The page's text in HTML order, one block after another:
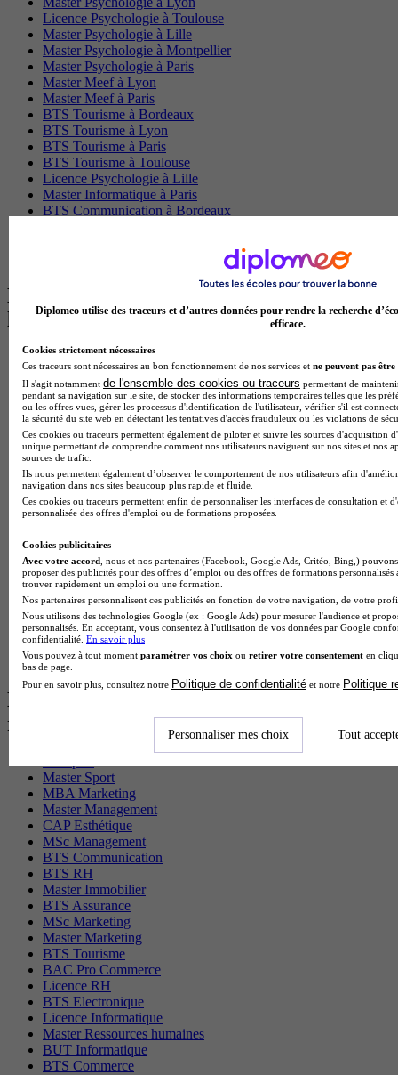
Licence Psychologie à Toulouse
Master Psychologie à Lille
Master Psychologie à Montpellier
Master Psychologie à Paris
Master Meef à Lyon
Master Meef à Paris
BTS Tourisme à Bordeaux
BTS Tourisme à Lyon
BTS Tourisme à Paris
BTS Tourisme à Toulouse
Licence Psychologie à Lille
Master Informatique à Paris
BTS Communication à Bordeaux
Les intitulés de diplôme par alternance
les plus recherchés
BTS Esf en alternance
BTS Dietetique en alternance
BTS Mco en alternance
BTS Pi en alternance
BTS Sp3s en alternance
Master CCA en alternance
BTS Ndrc en alternance
BTS Sam en alternance
Cap Fleuriste en alternance
BTS Sio en alternance
MSc Marketing Digital en alternance
Cap Electricien en alternance
BTS Gpn en alternance
BTS Domotique en alternance
BAC Pro Agora en alternance
BTS Sta en alternance
BTS Iris en alternance
BTS Tpl en alternance
BTS Ati en alternance
Les diplômes par filière les plus
recherchés
Master Sport
MBA Marketing
Master Management
CAP Esthétique
MSc Management
BTS Communication
BTS RH
Master Immobilier
BTS Assurance
MSc Marketing
Master Marketing
BTS Tourisme
BAC Pro Commerce
Licence RH
BTS Electronique
Licence Informatique
Master Ressources humaines
BUT Informatique
BTS Commerce
Diplomeo utilise des traceurs et d’autres données pour rendre la recherche
efficace.
Cookies strictement nécessaires
Ces traceurs sont nécessaires au bon fonctionnement de nos services et ne peuvent pas être
Il s'agit notamment de l'ensemble des cookies ou traceurs permettant de
pendant sa navigation sur le site, de stocker des informations temporaires telles que les
ou les offres vues, gérer les processus d'identification de l'utilisateur, vérifier s'il est
la sécurité du site web en détectant les tentatives d'accès frauduleux ou les violations de
Ces cookies ou traceurs permettent également de piloter et suivre les sources d'acquisition
unique permettant de comprendre comment nos utilisateurs naviguent sur nos sites et nos
sources de trafic.
Ils nous permettent également d’observer le comportement de nos utilisateurs afin
navigation dans nos sites beaucoup plus rapide et fluide.
Ces cookies ou traceurs permettent enfin de personnaliser les interfaces de consultation et
personnalisée des offres d'emploi ou de formations proposées.
Cookies publicitaires
Avec votre accord , nous et nos partenaires (Facebook, Google Ads, Critéo, Bing,)
proposer des publicités pour des offres d’emploi ou des offres de formations
trouver rapidement un emploi ou une formation.
Nos partenaires personnalisent ces publicités en fonction de votre navigation, de votre
Nous utilisons des technologies Google (ex : Google Ads) pour mesurer l'audience et
personnalisés. En acceptant, vous consentez à l'utilisation de vos données par Google
confidentialité. En savoir plus
Vous pouvez à tout moment paramétrer vos choix ou retirer votre consentement en
bas de page.
Pour en savoir plus, consultez notre Politique de confidentialité et notre Politique
Personnaliser mes choix Tout